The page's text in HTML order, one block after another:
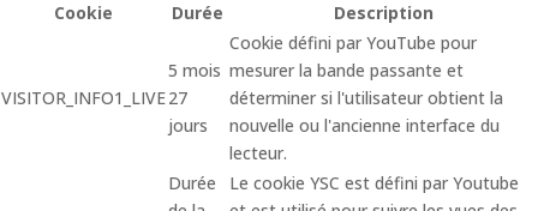
Cookie
Durée Description
VISITOR_INFO1_LIVE
5 mois
27
jours
Cookie défini par YouTube pour
mesurer la bande passante et
déterminer si l'utilisateur obtient la
nouvelle ou l'ancienne interface du
lecteur.
Durée
Le cookie YSC est défini par Youtube